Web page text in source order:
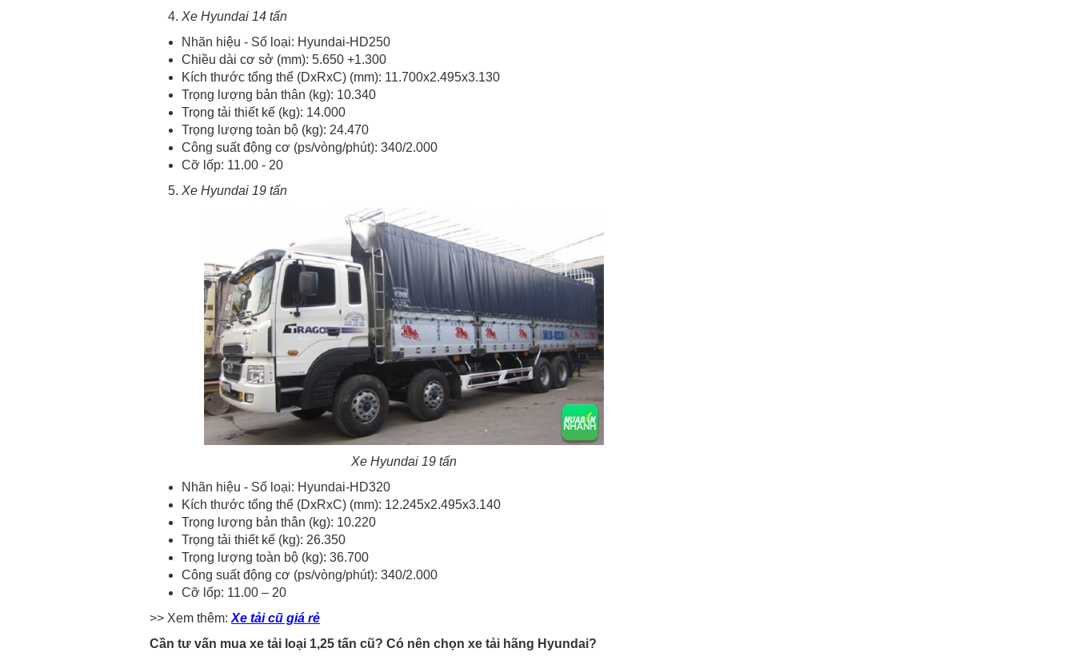
Xe Hyundai 14 tấn
Nhãn hiệu - Số loại: Hyundai-HD250
Chiều dài cơ sở (mm): 5.650 +1.300
Kích thước tổng thể (DxRxC) (mm): 11.700x2.495x3.130
Trọng lượng bản thân (kg): 10.340
Trọng tải thiết kế (kg): 14.000
Trọng lượng toàn bộ (kg): 24.470
Công suất động cơ (ps/vòng/phút): 340/2.000
Cỡ lốp: 11.00 - 20
Xe Hyundai 19 tấn
Xe Hyundai 19 tấn
Nhãn hiệu - Số loại: Hyundai-HD320
Kích thước tổng thể (DxRxC) (mm): 12.245x2.495x3.140
Trọng lượng bản thân (kg): 10.220
Trọng tải thiết kế (kg): 26.350
Trọng lượng toàn bộ (kg): 36.700
Công suất động cơ (ps/vòng/phút): 340/2.000
Cỡ lốp: 11.00 – 20
>> Xem thêm: Xe tải cũ giá rẻ
Cần tư vấn mua xe tải loại 1,25 tấn cũ? Có nên chọn xe tải hãng Hyundai?